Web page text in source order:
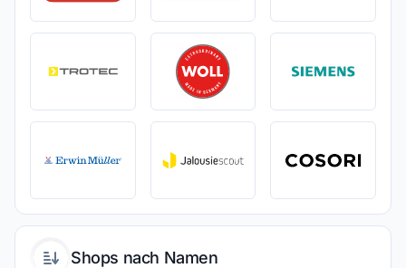
Shops nach Namen